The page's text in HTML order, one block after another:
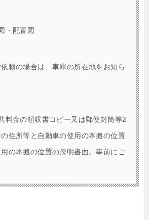
・配置図
頼の場合は、車庫の所在地をお知ら
料金の領収書コピー又は郵便封筒等2
住所等と自動車の使用の本拠の位置
の本拠の位置の疎明書面。事前にご